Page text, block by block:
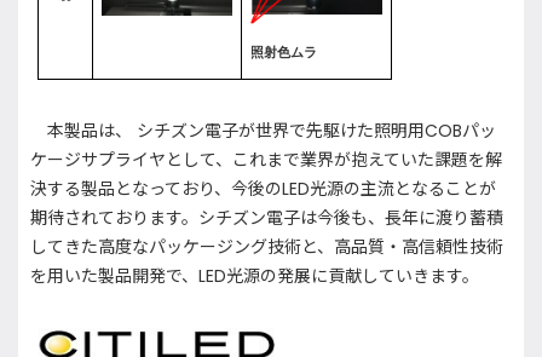
照射色ムラ
本製品は、 シチズン電子が世界で先駆けた照明用COBパッ
ケージサプライヤとして、これまで業界が抱えていた課題を解
決する製品となっており、今後のLED光源の主流となることが
期待されております。シチズン電子は今後も、長年に渡り蓄積
してきた高度なパッケージング技術と、高品質・高信頼性技術
を用いた製品開発で、LED光源の発展に貢献していきます。